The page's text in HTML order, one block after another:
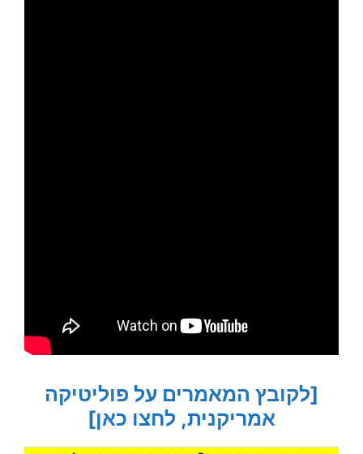
[לקובץ המאמרים על פוליטיקה
אמריקנית, לחצו כאן]